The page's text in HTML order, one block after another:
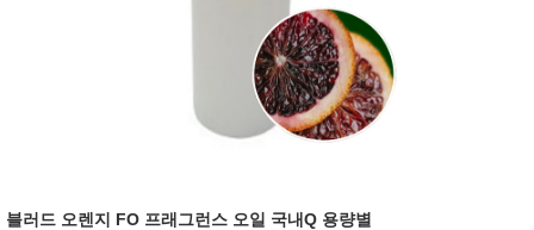
블러드 오렌지 FO 프래그런스 오일 국내Q 용량별